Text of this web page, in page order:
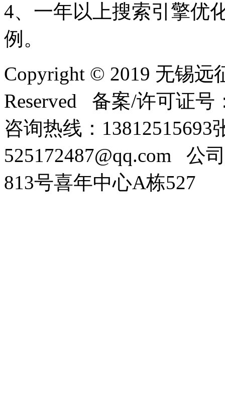
4、一年以上搜索引擎优
例。
Copyright © 2019 无锡远
Reserved 备案/许可证号
咨询热线：
525172487@qq.com 公
813号喜年中心A栋527